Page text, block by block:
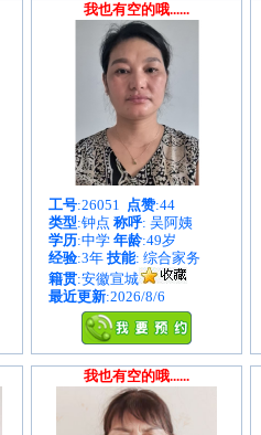
我也有空的哦......
工号:26051 点赞:44
类型:钟点 称呼: 吴阿姨
学历:中学 年龄:49岁
经验:3年 技能: 综合家务
籍贯:安徽宣城
最近更新:2026/8/6
我也有空的哦......